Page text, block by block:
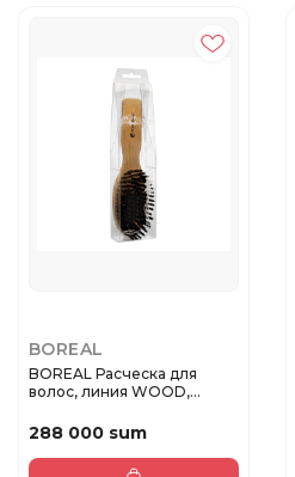
BOREAL
BOREAL Расческа для
волос, линия WOOD,
288 000 sum